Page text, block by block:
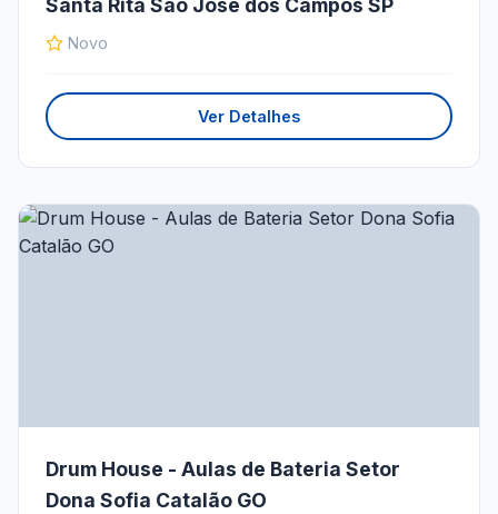
Santa Rita São José dos Campos SP
Novo
Ver Detalhes
Drum House - Aulas de Bateria Setor
Dona Sofia Catalão GO